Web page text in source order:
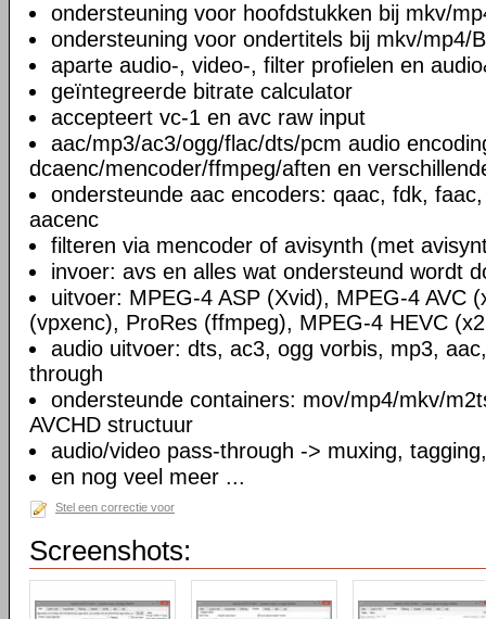
ondersteuning voor hoofdstukken bij mkv/
ondersteuning voor ondertitels bij mkv/mp4/
aparte audio-, video-, filter profielen en
geïntegreerde bitrate calculator
accepteert vc-1 en avc raw input
aac/mp3/ac3/ogg/flac/dts/pcm audio
dcaenc/mencoder/ffmpeg/aften en
ondersteunde aac encoders: qaac, fdk,
aacenc
filteren via mencoder of avisynth (met
invoer: avs en alles wat ondersteund wordt
uitvoer: MPEG-4 ASP (Xvid), MPEG-4 AVC
(vpxenc), ProRes (ffmpeg), MPEG-4 HEVC
audio uitvoer: dts, ac3, ogg vorbis, mp3,
through
ondersteunde containers: mov/mp4/mkv/
AVCHD structuur
audio/video pass-through -> muxing,
en nog veel meer ...
Stel een correctie voor
Screenshots: